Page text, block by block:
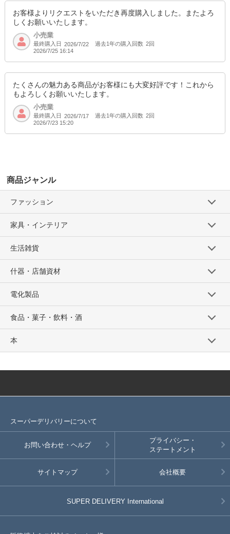
お客様よりリクエストをいただき再度購入しました。またよろ
しくお願いいたします。
小売業
最終購入日 2026/7/22 過去1年の購入回数 2回
2026/7/25 16:14
たくさんの魅力ある商品がお客様にも大変好評です！これから
もよろしくお願いいたします。
小売業
最終購入日 2026/7/17 過去1年の購入回数 2回
2026/7/23 15:20
商品ジャンル
ファッション
家具・インテリア
生活雑貨
什器・店舗資材
電化製品
食品・菓子・飲料・酒
本
スーパーデリバリーについて
お問い合わせ・ヘルプ
プライバシー・
ステートメント
サイトマップ 会社概要
SUPER DELIVERY International